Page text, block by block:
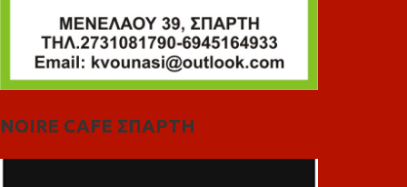
NOIRE CAFE ΣΠΑΡΤΗ